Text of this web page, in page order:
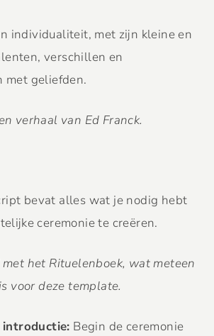
individualiteit, met zijn kleine en
verschillen en
met geliefden.
verhaal van Ed Franck.
bevat alles wat je nodig hebt
ceremonie te creëren.
het Rituelenboek, wat meteen
voor deze template.
introductie: Begin de ceremonie